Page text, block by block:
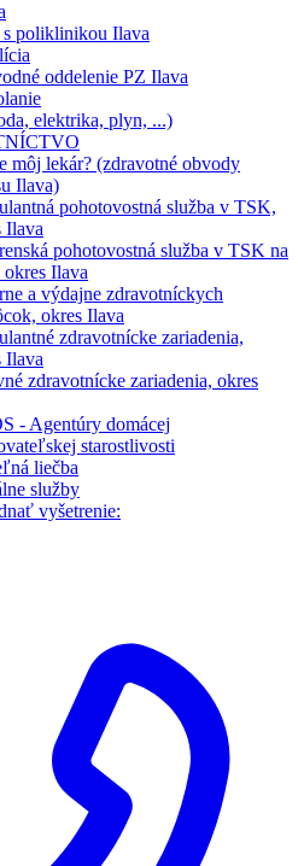
s poliklinikou Ilava
oddelenie PZ Ilava
elektrika, plyn, ...)
môj lekár? (zdravotné obvody
Ilava)
pohotovostná služba v TSK,
Ilava
pohotovostná služba v TSK na
okres Ilava
a výdajne zdravotníckych
okres Ilava
zdravotnícke zariadenia,
Ilava
zdravotnícke zariadenia, okres
- Agentúry domácej
starostlivosti
liečba
služby
vyšetrenie: